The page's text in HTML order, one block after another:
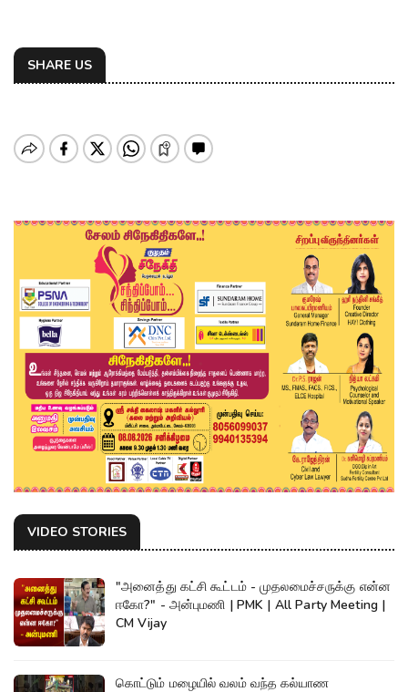
SHARE US
VIDEO STORIES
"அனைத்து கட்சி கூட்டம் - முதலமைச்சருக்கு என்ன
ஈகோ?" - அன்புமணி | PMK | All Party Meeting |
CM Vijay
கொட்டும் மழையில் வலம் வந்த கல்யாண